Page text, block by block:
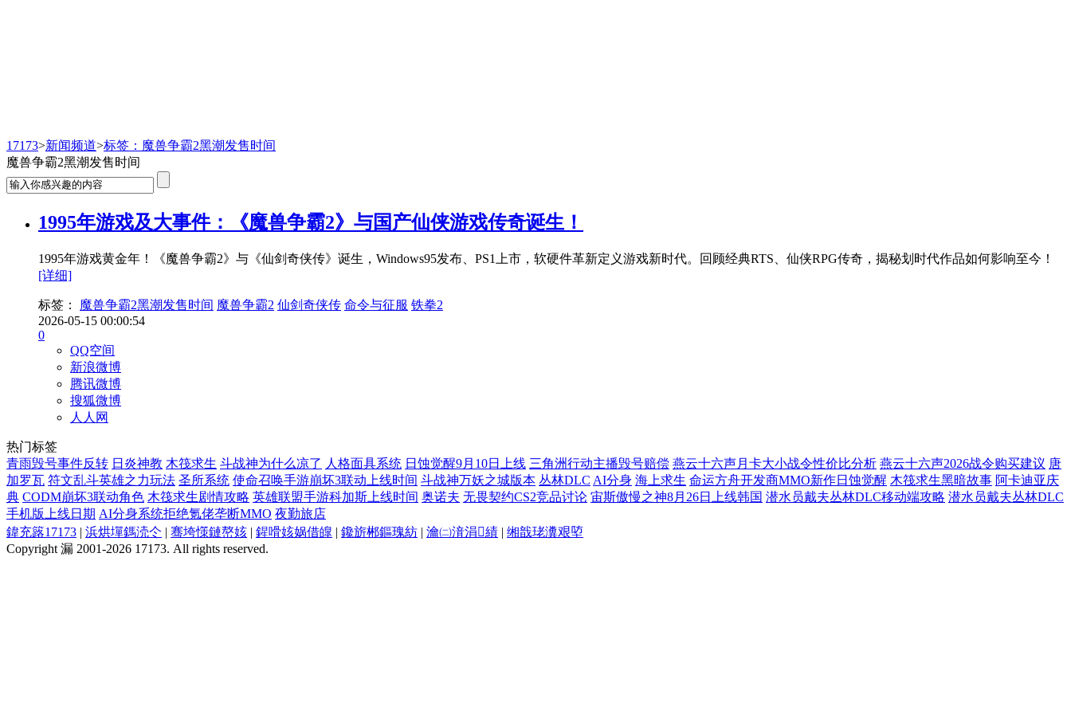
17173>新闻频道>标签：魔兽争霸2黑潮发售时间
魔兽争霸2黑潮发售时间
1995年游戏及大事件：《魔兽争霸2》与国产仙侠游戏传奇诞生！
1995年游戏黄金年！《魔兽争霸2》与《仙剑奇侠传》诞生，Windows95发布、PS1上市，软硬件革新定义游戏新时代。回顾经典RTS、仙侠RPG传奇，揭秘划时代作品如何影响至今！
[详细]
标签： 魔兽争霸2黑潮发售时间 魔兽争霸2 仙剑奇侠传 命令与征服 铁拳2
2026-05-15 00:00:54
0
QQ空间
新浪微博
腾讯微博
搜狐微博
人人网
热门标签
青雨毁号事件反转 日炎神教 木筏求生 斗战神为什么凉了 人格面具系统 日蚀觉醒9月10日上线 三角洲行动主播毁号赔偿 燕云十六声月卡大小战令性价比分析 燕云十六声2026战令购买建议 唐
加罗瓦 符文乱斗英雄之力玩法 圣所系统 使命召唤手游崩坏3联动上线时间 斗战神万妖之城版本 丛林DLC AI分身 海上求生 命运方舟开发商MMO新作日蚀觉醒 木筏求生黑暗故事 阿卡迪亚庆
典 CODM崩坏3联动角色 木筏求生剧情攻略 英雄联盟手游科加斯上线时间 奥诺夫 无畏契约CS2竞品讨论 宙斯傲慢之神8月26日上线韩国 潜水员戴夫丛林DLC移动端攻略 潜水员戴夫丛林DLC
手机版上线日期 AI分身系统拒绝氪佬垄断MMO 夜勤旅店
鍏充簬17173 | 浜烘墠鎷涜仒 | 骞垮憡鏈嶅姟 | 鍟嗗姟娲借皥 | 鑱旂郴鏂瑰紡 | 瀹㈡湇涓績 | 缃戠珯瀵艰埅
Copyright 漏 2001-2026 17173. All rights reserved.